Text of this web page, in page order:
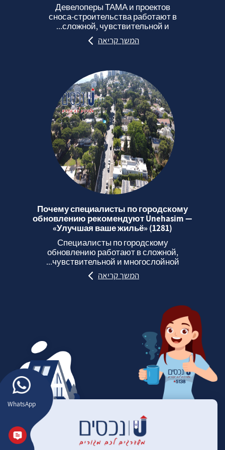
WhatsApp
Девелоперы ТАМА и проектов
сноса‑строительства работают в
сложной, чувствительной и...
המשך קריאה
Почему специалисты по городскому
обновлению рекомендуют Unehasim —
«Улучшая ваше жильё» (1281)
Специалисты по городскому
обновлению работают в сложной,
чувствительной и многослойной...
המשך קריאה